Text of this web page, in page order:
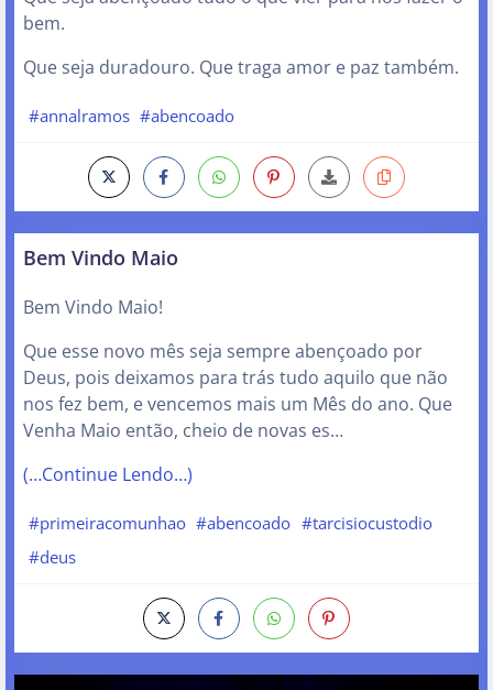
bem.
Que seja duradouro. Que traga amor e paz também.
#annalramos #abencoado
Bem Vindo Maio
Bem Vindo Maio!
Que esse novo mês seja sempre abençoado por
Deus, pois deixamos para trás tudo aquilo que não
nos fez bem, e vencemos mais um Mês do ano. Que
Venha Maio então, cheio de novas es…
(…Continue Lendo…)
#primeiracomunhao #abencoado #tarcisiocustodio
#deus